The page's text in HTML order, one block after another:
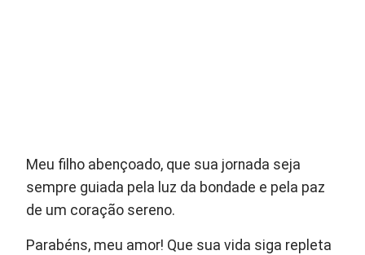
Meu filho abençoado, que sua jornada seja
sempre guiada pela luz da bondade e pela paz
de um coração sereno.
Parabéns, meu amor! Que sua vida siga repleta